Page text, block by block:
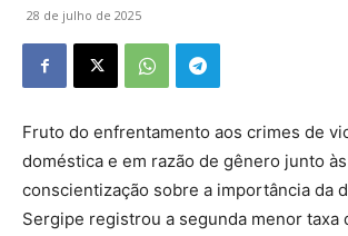
28 de julho de 2025
Fruto do enfrentamento aos crimes de
doméstica e em razão de gênero junto
conscientização sobre a importância da
Sergipe registrou a segunda menor taxa